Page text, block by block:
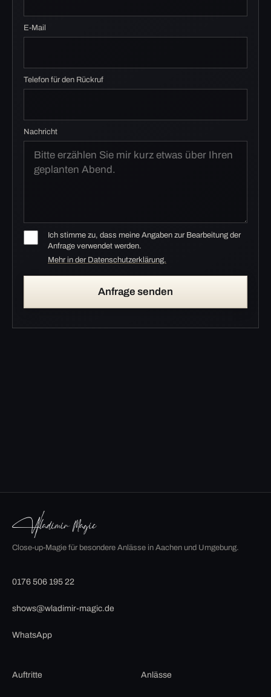
E-Mail
Telefon für den Rückruf
Nachricht
Ich stimme zu, dass meine Angaben zur Bearbeitung der
Anfrage verwendet werden.
Mehr in der Datenschutzerklärung.
Anfrage senden
Close-up-Magie für besondere Anlässe in Aachen und Umgebung.
0176 506 195 22
shows@wladimir-magic.de
WhatsApp
Auftritte Anlässe